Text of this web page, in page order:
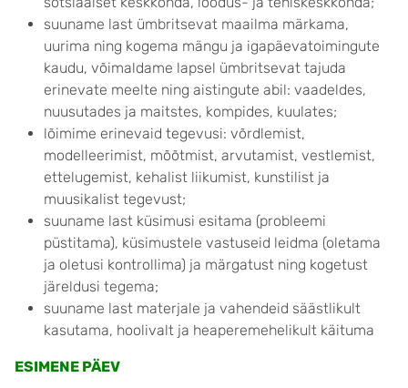
suuname last ümbritsevat maailma märkama,
uurima ning kogema mängu ja igapäevatoimingute
kaudu, võimaldame lapsel ümbritsevat tajuda
erinevate meelte ning aistingute abil: vaadeldes,
nuusutades ja maitstes, kompides, kuulates;
lõimime erinevaid tegevusi: võrdlemist,
modelleerimist, mõõtmist, arvutamist, vestlemist,
ettelugemist, kehalist liikumist, kunstilist ja
muusikalist tegevust;
suuname last küsimusi esitama (probleemi
püstitama), küsimustele vastuseid leidma (oletama
ja oletusi kontrollima) ja märgatust ning kogetust
järeldusi tegema;
suuname last materjale ja vahendeid säästlikult
kasutama, hoolivalt ja heaperemehelikult käituma
ESIMENE PÄEV